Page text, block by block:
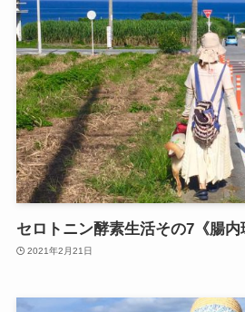
セロトニン酵素生活その7《腸内
2021年2月21日